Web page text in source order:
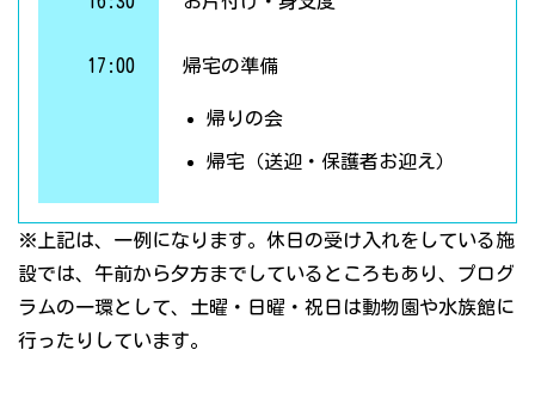
17:00 帰宅の準備
帰りの会
帰宅（送迎・保護者お迎え）
※上記は、一例になります。休日の受け入れをしている施
設では、午前から夕方までしているところもあり、プログ
ラムの一環として、土曜・日曜・祝日は動物園や水族館に
行ったりしています。